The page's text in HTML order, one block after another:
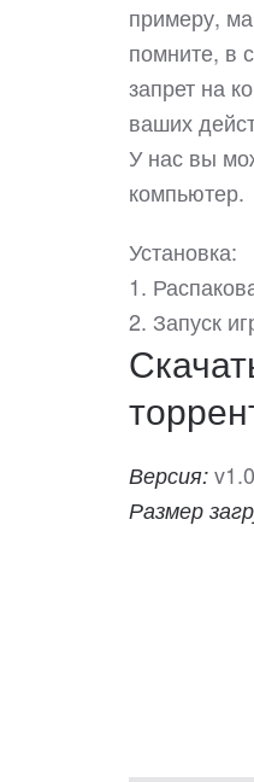
примеру,
помните, в
запрет на
ваших
У нас вы
компьютер.
Установка:
1.
2. Запуск
Версия:
Размер